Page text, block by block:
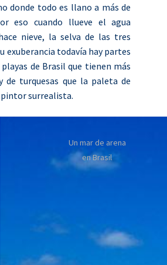
donde todo es llano a más de
eso cuando llueve el agua
nieve, la selva de las tres
exuberancia todavía hay partes
de Brasil que tienen más
de turquesas que la paleta de
surrealista.
Un mar de arena
en Brasil